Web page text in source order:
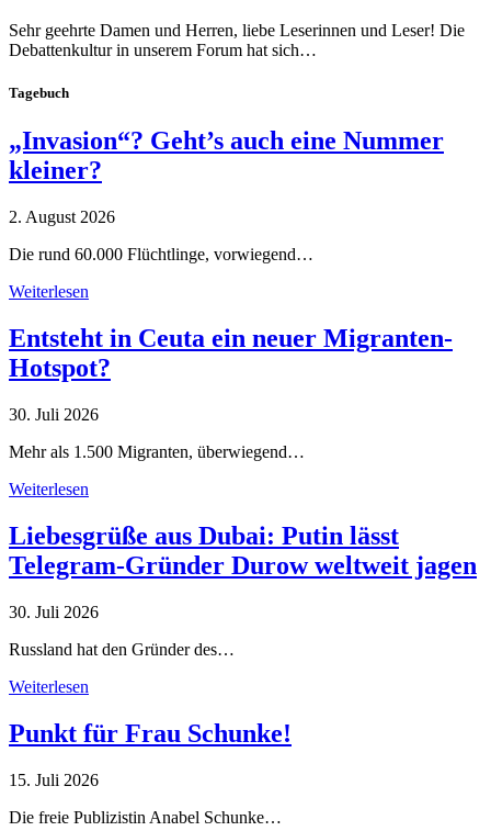
Sehr geehrte Damen und Herren, liebe Leserinnen und Leser! Die
Debattenkultur in unserem Forum hat sich…
Tagebuch
„Invasion“? Geht’s auch eine Nummer
kleiner?
2. August 2026
Die rund 60.000 Flüchtlinge, vorwiegend…
Weiterlesen
Entsteht in Ceuta ein neuer Migranten-
Hotspot?
30. Juli 2026
Mehr als 1.500 Migranten, überwiegend…
Weiterlesen
Liebesgrüße aus Dubai: Putin lässt
Telegram-Gründer Durow weltweit jagen
30. Juli 2026
Russland hat den Gründer des…
Weiterlesen
Punkt für Frau Schunke!
15. Juli 2026
Die freie Publizistin Anabel Schunke…